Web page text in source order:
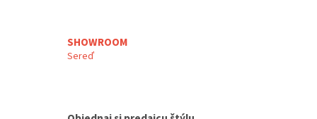
SHOWROOM
Sereď